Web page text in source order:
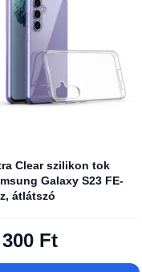
Clear szilikon tok
Galaxy S23 FE-
átlátszó
Ft